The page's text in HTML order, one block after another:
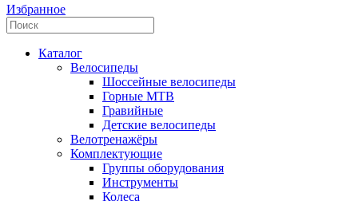
Избранное
Каталог
Велосипеды
Шоссейные велосипеды
Горные МTB
Гравийные
Детские велосипеды
Велотренажёры
Комплектующие
Группы оборудования
Инструменты
Колеса